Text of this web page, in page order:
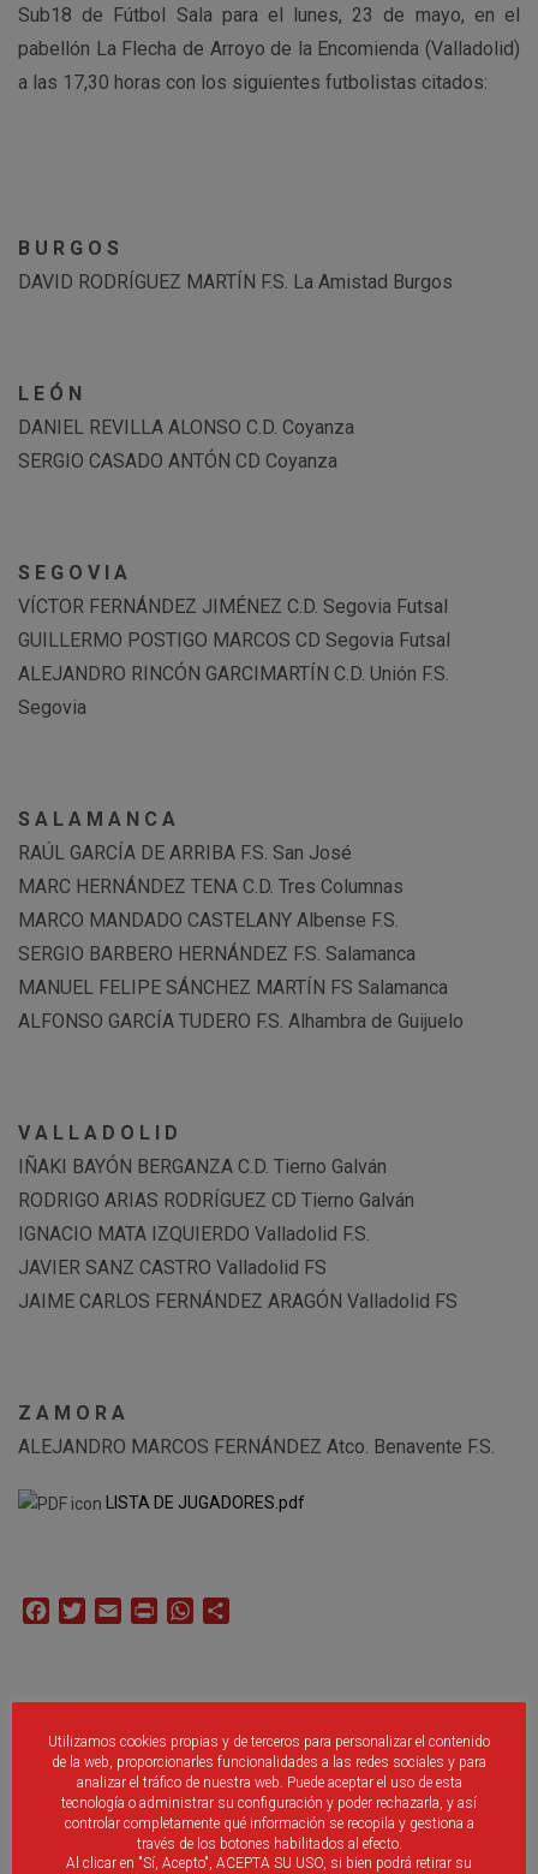
Sub18 de Fútbol Sala para el lunes, 23 de mayo, en el
pabellón La Flecha de Arroyo de la Encomienda (Valladolid)
a las 17,30 horas con los siguientes futbolistas citados:
B U R G O S
DAVID RODRÍGUEZ MARTÍN F.S. La Amistad Burgos
L E Ó N
DANIEL REVILLA ALONSO C.D. Coyanza
SERGIO CASADO ANTÓN CD Coyanza
S E G O V I A
VÍCTOR FERNÁNDEZ JIMÉNEZ C.D. Segovia Futsal
GUILLERMO POSTIGO MARCOS CD Segovia Futsal
ALEJANDRO RINCÓN GARCIMARTÍN C.D. Unión F.S.
Segovia
S A L A M A N C A
RAÚL GARCÍA DE ARRIBA F.S. San José
MARC HERNÁNDEZ TENA C.D. Tres Columnas
MARCO MANDADO CASTELANY Albense F.S.
SERGIO BARBERO HERNÁNDEZ F.S. Salamanca
MANUEL FELIPE SÁNCHEZ MARTÍN FS Salamanca
ALFONSO GARCÍA TUDERO F.S. Alhambra de Guijuelo
V A L L A D O L I D
IÑAKI BAYÓN BERGANZA C.D. Tierno Galván
RODRIGO ARIAS RODRÍGUEZ CD Tierno Galván
IGNACIO MATA IZQUIERDO Valladolid F.S.
JAVIER SANZ CASTRO Valladolid FS
JAIME CARLOS FERNÁNDEZ ARAGÓN Valladolid FS
Z A M O R A
ALEJANDRO MARCOS FERNÁNDEZ Atco. Benavente F.S.
LISTA DE JUGADORES.pdf
FacebookTwitterEmail Print WhatsApp
Primer entrenamiento Preselecciones Femeninas de
Castilla y León
Concentración Preselección Alevín de Castilla y León_ 2
y 3 de enero
Utilizamos cookies propias y de terceros para personalizar el contenido
de la web, proporcionarles funcionalidades a las redes sociales y para
analizar el tráfico de nuestra web. Puede aceptar el uso de esta
tecnología o administrar su configuración y poder rechazarla, y así
controlar completamente qué información se recopila y gestiona a
través de los botones habilitados al efecto.
Al clicar en "Sí, Acepto", ACEPTA SU USO, si bien podrá retirar su